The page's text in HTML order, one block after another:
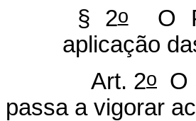
§ 2oO
aplicação
Art. 2o
O
passa a vigorar